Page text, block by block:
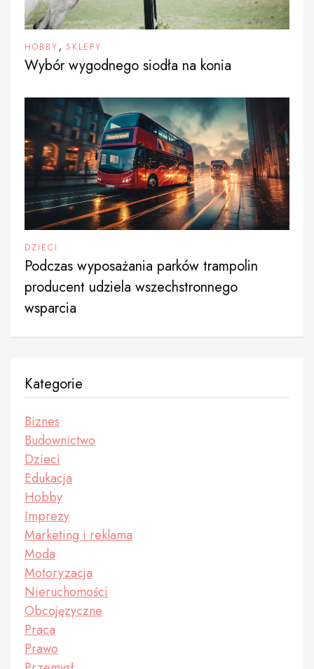
HOBBY, SKLEPY
Wybór wygodnego siodła na konia
DZIECI
Podczas wyposażania parków trampolin
producent udziela wszechstronnego
wsparcia
Kategorie
Biznes
Budownictwo
Dzieci
Edukacja
Hobby
Imprezy
Marketing i reklama
Moda
Motoryzacja
Nieruchomości
Obcojęzyczne
Praca
Prawo